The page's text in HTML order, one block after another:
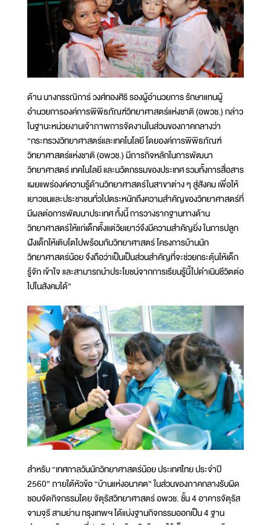
ด้าน นางกรรณิการ์ วงศ์ทองศิริ รองผู้อำนวยการ รักษาแทนผู้
อำนวยการองค์การพิพิธภัณฑ์วิทยาศาสตร์แห่งชาติ (อพวช.) กล่าว
ในฐานะหน่วยงานเจ้าภาพการจัดงานในส่วนของภาคกลางว่า
“กระทรวงวิทยาศาสตร์และเทคโนโลยี โดยองค์การพิพิธภัณฑ์
วิทยาศาสตร์แห่งชาติ (อพวช.) มีภารกิจหลักในการพัฒนา
วิทยาศาสตร์ เทคโนโลยี และนวัตกรรมของประเทศ รวมทั้งการสื่อสาร
เผยแพร่องค์ความรู้ด้านวิทยาศาสตร์ในสาขาต่าง ๆ สู่สังคม เพื่อให้
เยาวชนและประชาชนทั่วไปตระหนักถึงความสำคัญของวิทยาศาสตร์ที่
มีผลต่อการพัฒนาประเทศ ทั้งนี้ การวางรากฐานทางด้าน
วิทยาศาสตร์ให้แก่เด็กตั้งแต่วัยเยาว์จึงมีความสำคัญยิ่ง ในการปลูก
ฝังเด็กให้เติบโตไปพร้อมกับวิทยาศาสตร์ โครงการบ้านนัก
วิทยาศาสตร์น้อย จึงถือว่าเป็นเป็นส่วนสำคัญที่จะช่วยกระตุ้นให้เด็ก
รู้จัก เข้าใจ และสามารถนำประโยชน์จากการเรียนรู้นี้ไปดำเนินชีวิตต่อ
ไปในสังคมได้”
สำหรับ “เทศกาลวันนักวิทยาศาสตร์น้อย ประเทศไทย ประจำปี
2560” ภายใต้หัวข้อ “บ้านแห่งอนาคต” ในส่วนของภาคกลางรับผิด
ชอบจัดกิจกรรมโดย จัตุรัสวิทยาศาสตร์ อพวช. ชั้น 4 อาคารจัตุรัส
จามจุรี สามย่าน กรุงเทพฯ ได้แบ่งฐานกิจกรรมออกเป็น 4 ฐาน